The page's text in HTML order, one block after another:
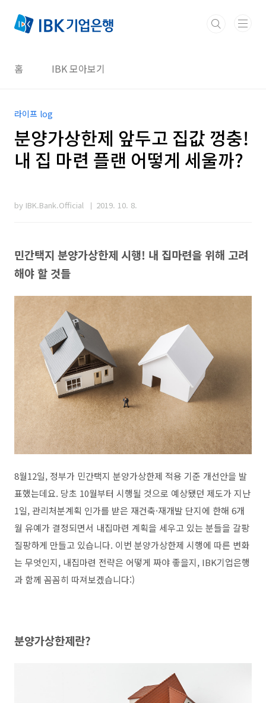
홈 IBK 모아보기
라이프 log
분양가상한제 앞두고 집값 껑충!
내 집 마련 플랜 어떻게 세울까?
by IBK.Bank.Official 2019. 10. 8.
민간택지 분양가상한제 시행! 내 집마련을 위해 고려
해야 할 것들
8월12일, 정부가 민간택지 분양가상한제 적용 기준 개선안을 발
표했는데요. 당초 10월부터 시행될 것으로 예상됐던 제도가 지난
1일, 관리처분계획 인가를 받은 재건축·재개발 단지에 한해 6개
월 유예가 결정되면서 내집마련 계획을 세우고 있는 분들을 갈팡
질팡하게 만들고 있습니다. 이번 분양가상한제 시행에 따른 변화
는 무엇인지, 내집마련 전략은 어떻게 짜야 좋을지, IBK기업은행
과 함께 꼼꼼히 따져보겠습니다:)
분양가상한제란?